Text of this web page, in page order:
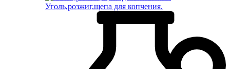
Уголь,розжиг,щепа для копчения.